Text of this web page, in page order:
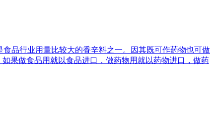
品行业用量比较大的香辛料之一。因其既可作药物也可做
果做食品用就以食品进口，做药物用就以药物进口，做药